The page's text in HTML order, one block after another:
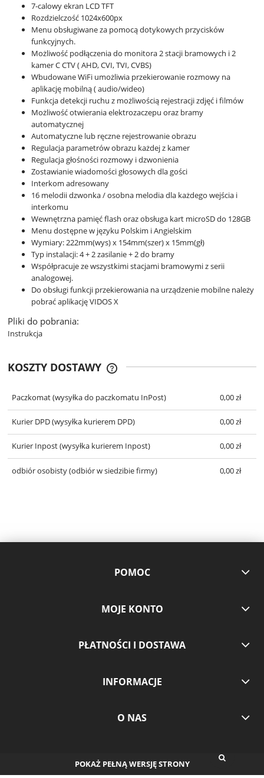
7-calowy ekran LCD TFT
Rozdzielczość 1024x600px
Menu obsługiwane za pomocą dotykowych przycisków
funkcyjnych.
Możliwość podłączenia do monitora 2 stacji bramowych i 2
kamer C CTV ( AHD, CVI, TVI, CVBS)
Wbudowane WiFi umożliwia przekierowanie rozmowy na
aplikację mobilną ( audio/wideo)
Funkcja detekcji ruchu z możliwością rejestracji zdjęć i filmów
Możliwość otwierania elektrozaczepu oraz bramy
automatycznej
Automatyczne lub ręczne rejestrowanie obrazu
Regulacja parametrów obrazu każdej z kamer
Regulacja głośności rozmowy i dzwonienia
Zostawianie wiadomości głosowych dla gości
Interkom adresowany
16 melodii dzwonka / osobna melodia dla każdego wejścia i
interkomu
Wewnętrzna pamięć flash oraz obsługa kart microSD do 128GB
Menu dostępne w języku Polskim i Angielskim
Wymiary: 222mm(wys) x 154mm(szer) x 15mm(gł)
Typ instalacji: 4 + 2 zasilanie + 2 do bramy
Współpracuje ze wszystkimi stacjami bramowymi z serii
analogowej.
Do obsługi funkcji przekierowania na urządzenie mobilne należy
pobrać aplikację VIDOS X
Pliki do pobrania:
Instrukcja
KOSZTY DOSTAWY
Paczkomat(wysyłka do paczkomatu InPost) 0,00 zł
Kurier DPD(wysyłka kurierem DPD) 0,00 zł
Kurier Inpost(wysyłka kurierem Inpost) 0,00 zł
odbiór osobisty(odbiór w siedzibie firmy) 0,00 zł
POMOC
MOJE KONTO
PŁATNOŚCI I DOSTAWA
INFORMACJE
O NAS
POKAŻ PEŁNĄ WERSJĘ STRONY